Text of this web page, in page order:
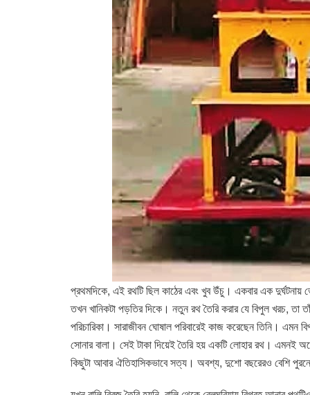
প্রথমদিকে, এই রথটি ছিল কাঠের এবং খুব উঁচু। একবার এক দুর্ঘটনায়
তখন খানিকটা পড়তির দিকে। নতুন রথ তৈরি করার যে বিপুল খরচ, তা
পরিচারিকা। সারাজীবন ঘোষাল পরিবারেই কাজ করেছেন তিনি। এমন
সোনার বালা। সেই টাকা দিয়েই তৈরি হয় একটি লোহার রথ। এমনই
কিছুটা আবার ঐতিহাসিকভাবে সত্য। অবশ্য, দুশো বছরেরও বেশি